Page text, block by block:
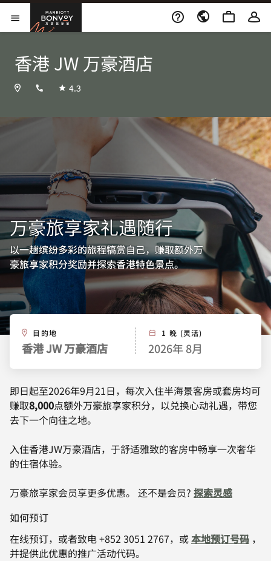
Skip to Content
打开菜单万豪旅享家
香港 JW 万豪酒店
+85228108366
4.3
万豪旅享家礼遇随行
以一趟缤纷多彩的旅程犒赏自己，赚取额外万
豪旅享家积分奖励并探索香港特色景点。
目的地
香港 JW 万豪酒店
1 晚 (灵活)
2026年 8月
即日起至2026年9月21日，每次入住半海景客房或套房均可
赚取8,000点额外万豪旅享家积分，以兑换心动礼遇，带您
去下一个向往之地。
入住香港JW万豪酒店，于舒适雅致的客房中畅享一次奢华
的住宿体验。
万豪旅享家会员享更多优惠。 还不是会员? 探索灵感
如何预订
在线预订，或者致电 +852 3051 2767，或本地预订号码 ，
并提供此优惠的推广活动代码。